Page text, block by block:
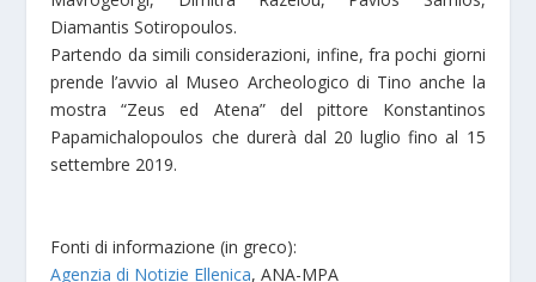
Diamantis Sotiropoulos.
Partendo da simili considerazioni, infine, fra pochi giorni
prende l’avvio al Museo Archeologico di Tino anche la
mostra “Zeus ed Atena” del pittore Konstantinos
Papamichalopoulos che durerà dal 20 luglio fino al 15
settembre 2019.
Fonti di informazione (in greco):
Agenzia di Notizie Ellenica, ANA-MPA